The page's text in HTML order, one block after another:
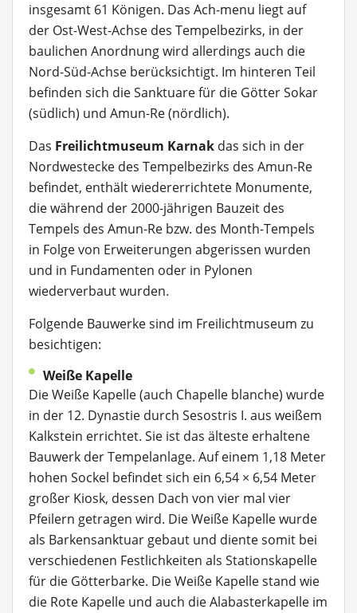
insgesamt 61 Königen. Das Ach-menu liegt auf
der Ost-West-Achse des Tempelbezirks, in der
baulichen Anordnung wird allerdings auch die
Nord-Süd-Achse berücksichtigt. Im hinteren Teil
befinden sich die Sanktuare für die Götter Sokar
(südlich) und Amun-Re (nördlich).
Das Freilichtmuseum Karnak das sich in der
Nordwestecke des Tempelbezirks des Amun-Re
befindet, enthält wiedererrichtete Monumente,
die während der 2000-jährigen Bauzeit des
Tempels des Amun-Re bzw. des Month-Tempels
in Folge von Erweiterungen abgerissen wurden
und in Fundamenten oder in Pylonen
wiederverbaut wurden.
Folgende Bauwerke sind im Freilichtmuseum zu
besichtigen:
Weiße Kapelle
Die Weiße Kapelle (auch Chapelle blanche) wurde
in der 12. Dynastie durch Sesostris I. aus weißem
Kalkstein errichtet. Sie ist das älteste erhaltene
Bauwerk der Tempelanlage. Auf einem 1,18 Meter
hohen Sockel befindet sich ein 6,54 × 6,54 Meter
großer Kiosk, dessen Dach von vier mal vier
Pfeilern getragen wird. Die Weiße Kapelle wurde
als Barkensanktuar gebaut und diente somit bei
verschiedenen Festlichkeiten als Stationskapelle
für die Götterbarke. Die Weiße Kapelle stand wie
die Rote Kapelle und auch die Alabasterkapelle im